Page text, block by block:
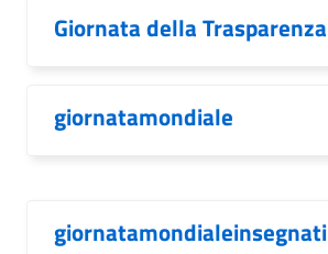
Giornata della Trasparenza
giornatamondiale
giornatamondialeinsegnati